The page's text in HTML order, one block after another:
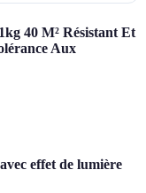
40 M² Résistant Et
Aux
effet de lumière